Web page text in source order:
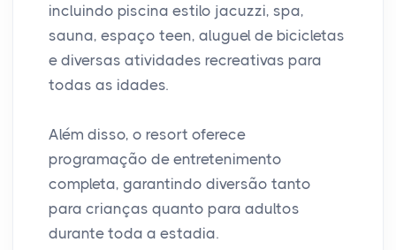
incluindo piscina estilo jacuzzi, spa,
sauna, espaço teen, aluguel de bicicletas
e diversas atividades recreativas para
todas as idades.
Além disso, o resort oferece
programação de entretenimento
completa, garantindo diversão tanto
para crianças quanto para adultos
durante toda a estadia.